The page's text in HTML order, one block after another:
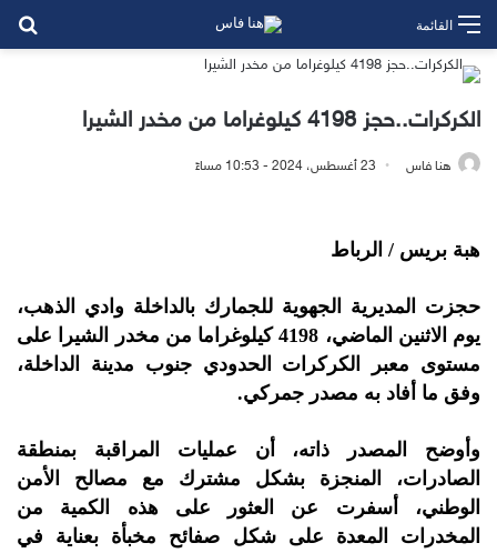
القائمة
الكركرات..حجز 4198 كيلوغراما من مخدر الشيرا
هنا فاس 23 أغسطس، 2024 - 10:53 مساءً
هبة بريس / الرباط
حجزت المديرية الجهوية للجمارك بالداخلة وادي الذهب،
يوم الاثنين الماضي، 4198 كيلوغراما من مخدر الشيرا على
مستوى معبر الكركرات الحدودي جنوب مدينة الداخلة،
وفق ما أفاد به مصدر جمركي.
وأوضح المصدر ذاته، أن عمليات المراقبة بمنطقة
الصادرات، المنجزة بشكل مشترك مع مصالح الأمن
الوطني، أسفرت عن العثور على هذه الكمية من
المخدرات المعدة على شكل صفائح مخبأة بعناية في